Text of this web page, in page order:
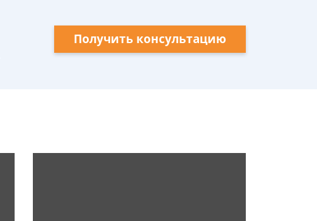
Получить консультацию